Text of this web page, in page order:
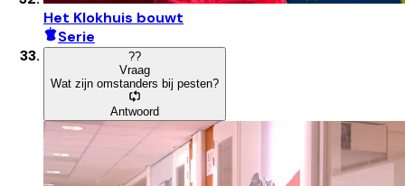
Het Klokhuis bouwt
Serie
??
Vraag
Wat zijn omstanders bij pesten?
Antwoord